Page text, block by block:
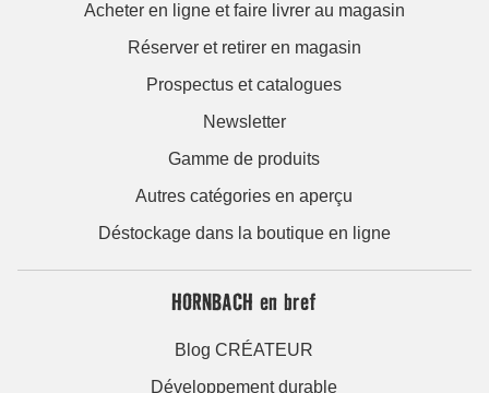
Acheter en ligne et faire livrer au magasin
Réserver et retirer en magasin
Prospectus et catalogues
Newsletter
Gamme de produits
Autres catégories en aperçu
Déstockage dans la boutique en ligne
HORNBACH en bref
Blog CRÉATEUR
Développement durable